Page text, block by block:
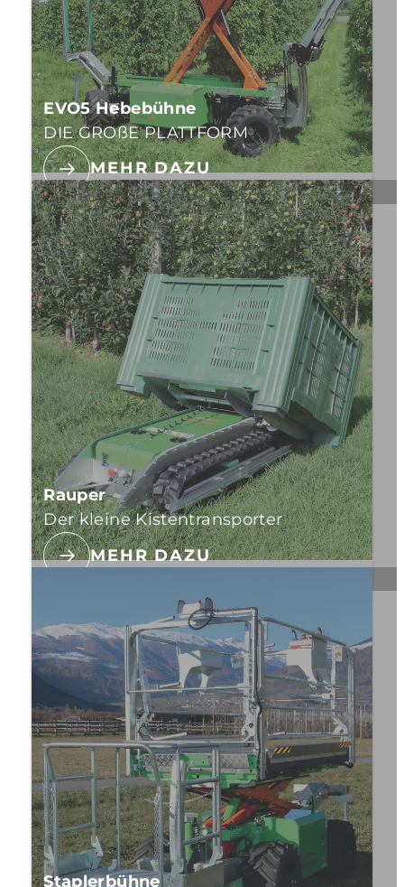
EVO5 Hebebühne
DIE GROßE PLATTFORM
MEHR DAZU
Rauper
Der kleine Kistentransporter
MEHR DAZU
Staplerbühne